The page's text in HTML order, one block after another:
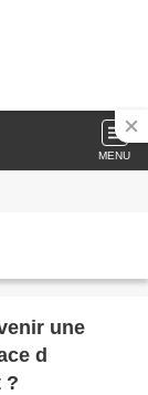
MENU
une
d
?